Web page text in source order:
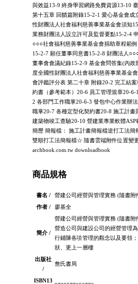
與效益13-9 終身學習網路免費資源13-10
第十五章 回饋篇附錄15-2-1 愛心基金會成
性財團法人社會福利慈善事業基金會須知
業務財團法人設立許可及監督要點15-2-4
○○○社會福利慈善事業基金會捐助章程範
15-2-7 願任董事同意書15-2-8 財團法人
董事會會議紀錄15-2-9 基金會問答集(內政
度全國性財團法人社會福利慈善事業基金
會評鑑評分表 第二十章 附錄20-2 完工結
約書（參考範本）20-6 員工管理規章20-
2 各部門工作職掌20-6-3 發包中心作業辦
職掌20-7 各種定型化契約書20-8 施工計畫
建築物竣工查驗20-10 營建業專業軟體
簡歷 簡報檔： 施工計畫簡報檔逆打工法簡
雙順打工法簡報檔☆ 隨書雲端附件位置變
archbook.com.tw downloadbook
商品規格
書名 /
營建公司經營與管理實務 (隨書附
作者 /
廖基全
簡介 /
營建公司經營與管理實務 (隨書附
營造公司與建設公司的經營管理
行鋪陳各項管理的觀念以及要領
狀、更上一層樓
出版社
/
詹氏書局
ISBN13